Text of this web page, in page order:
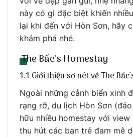
này có gì đặc biệt khiến
lại khi đến với Hòn Sơn, hãy
khám phá nhé.
The Bấc’s Homestay
1.1 Giới thiệu sơ nét về The
Ngoài những cảnh biển xinh
rạng rỡ, du lịch Hòn Sơn
hữu nhiều homestay với view
thu hút các bạn trẻ đam mê